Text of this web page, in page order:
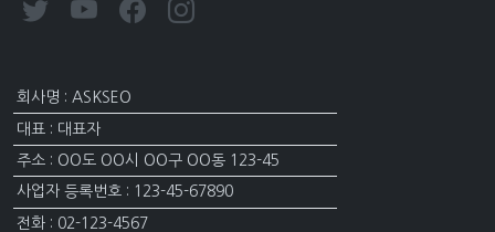
회사명 : ASKSEO
대표 : 대표자
주소 : OO도 OO시 OO구 OO동 123-45
사업자 등록번호 : 123-45-67890
전화 : 02-123-4567